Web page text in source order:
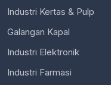
Industri Kertas & Pulp
Galangan Kapal
Industri Elektronik
Industri Farmasi